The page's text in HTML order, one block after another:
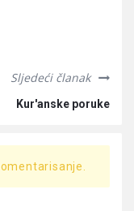
Sljedeći članak
Kur'anske poruke